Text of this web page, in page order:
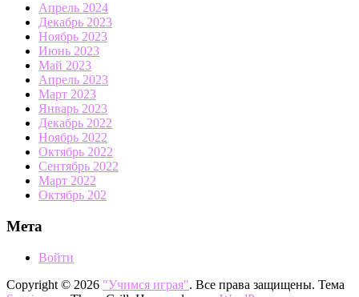
Апрель 2024
Декабрь 2023
Ноябрь 2023
Июнь 2023
Май 2023
Апрель 2023
Март 2023
Январь 2023
Декабрь 2022
Ноябрь 2022
Октябрь 2022
Сентябрь 2022
Март 2022
Октябрь 202
Мета
Войти
Copyright © 2026 "Учимся играя". Все права защищены. Тема